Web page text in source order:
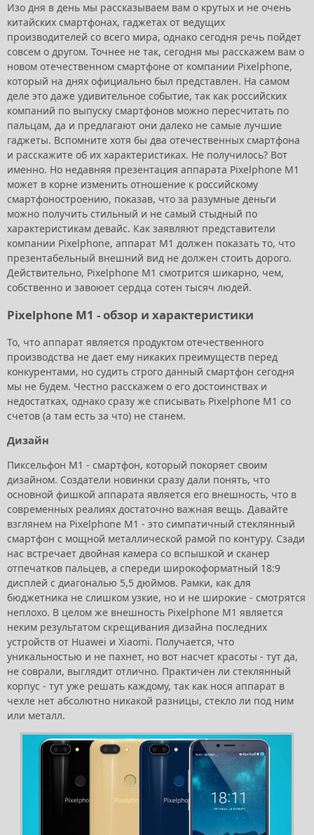
Изо дня в день мы рассказываем вам о крутых и не очень
китайских смартфонах, гаджетах от ведущих
производителей со всего мира, однако сегодня речь пойдет
совсем о другом. Точнее не так, сегодня мы расскажем вам о
новом отечественном смартфоне от компании Pixelphone,
который на днях официально был представлен. На самом
деле это даже удивительное событие, так как российских
компаний по выпуску смартфонов можно пересчитать по
пальцам, да и предлагают они далеко не самые лучшие
гаджеты. Вспомните хотя бы два отечественных смартфона
и расскажите об их характеристиках. Не получилось? Вот
именно. Но недавняя презентация аппарата Pixelphone M1
может в корне изменить отношение к российскому
смартфоностроению, показав, что за разумные деньги
можно получить стильный и не самый стыдный по
характеристикам девайс. Как заявляют представители
компании Pixelphone, аппарат M1 должен показать то, что
презентабельный внешний вид не должен стоить дорого.
Действительно, Pixelphone M1 смотрится шикарно, чем,
собственно и завоюет сердца сотен тысяч людей.
Pixelphone M1 - обзор и характеристики
То, что аппарат является продуктом отечественного
производства не дает ему никаких преимуществ перед
конкурентами, но судить строго данный смартфон сегодня
мы не будем. Честно расскажем о его достоинствах и
недостатках, однако сразу же списывать Pixelphone M1 со
счетов (а там есть за что) не станем.
Дизайн
Пиксельфон М1 - смартфон, который покоряет своим
дизайном. Создатели новинки сразу дали понять, что
основной фишкой аппарата является его внешность, что в
современных реалиях достаточно важная вещь. Давайте
взглянем на Pixelphone M1 - это симпатичный стеклянный
смартфон с мощной металлической рамой по контуру. Сзади
нас встречает двойная камера со вспышкой и сканер
отпечатков пальцев, а спереди широкоформатный 18:9
дисплей с диагональю 5,5 дюймов. Рамки, как для
бюджетника не слишком узкие, но и не широкие - смотрятся
неплохо. В целом же внешность Pixelphone M1 является
неким результатом скрещивания дизайна последних
устройств от Huawei и Xiaomi. Получается, что
уникальностью и не пахнет, но вот насчет красоты - тут да,
не соврали, выглядит отлично. Практичен ли стеклянный
корпус - тут уже решать каждому, так как нося аппарат в
чехле нет абсолютно никакой разницы, стекло ли под ним
или металл.